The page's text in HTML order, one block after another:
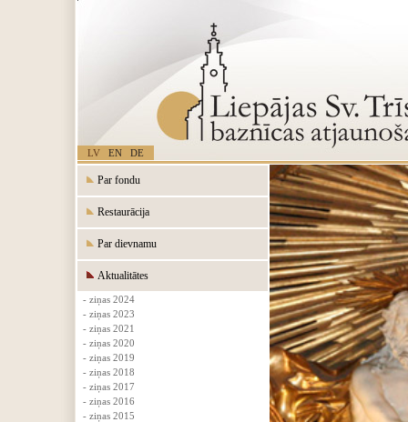
LV EN DE
Par fondu
Restaurācija
Par dievnamu
Aktualitātes
- ziņas 2024
- ziņas 2023
- ziņas 2021
- ziņas 2020
- ziņas 2019
- ziņas 2018
- ziņas 2017
- ziņas 2016
- ziņas 2015